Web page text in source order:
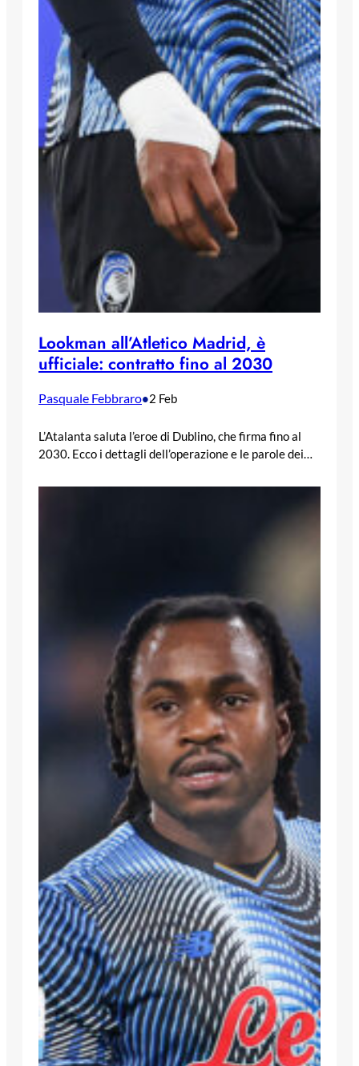
Lookman all’Atletico Madrid, è
ufficiale: contratto fino al 2030
Pasquale Febbraro•2 Feb
L’Atalanta saluta l’eroe di Dublino, che firma fino al
2030. Ecco i dettagli dell’operazione e le parole dei…